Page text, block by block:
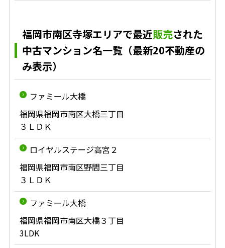
福岡市南区寺塚エリアで最近販売された
中古マンション名一覧（最新20不動産の
み表示）
ファミール大橋
福岡県福岡市南区大橋三丁目
３ＬＤＫ
ロイヤルステージ高宮２
福岡県福岡市南区野間三丁目
３ＬＤＫ
ファミール大橋
福岡県福岡市南区大橋３丁目
3LDK